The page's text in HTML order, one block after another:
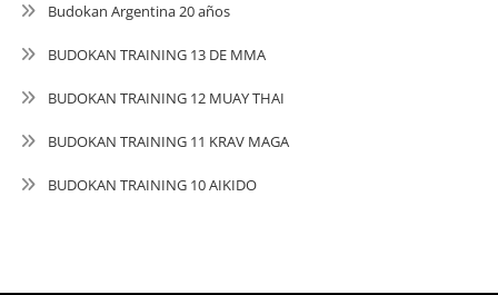
Budokan Argentina 20 años
BUDOKAN TRAINING 13 DE MMA
BUDOKAN TRAINING 12 MUAY THAI
BUDOKAN TRAINING 11 KRAV MAGA
BUDOKAN TRAINING 10 AIKIDO